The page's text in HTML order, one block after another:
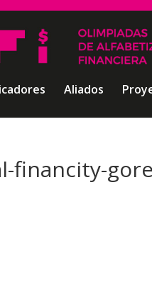
Aliados
financity-